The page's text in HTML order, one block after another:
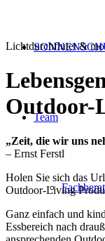
Team
Lichtdurchflutet &
Outdoor-
„Zeit, die wir uns
– Ernst Ferstl
Holen Sie sich das
Outdoor-Living
Ganz einfach und
Essbereich nach